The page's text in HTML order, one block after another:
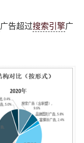
广告超过搜索引擎广